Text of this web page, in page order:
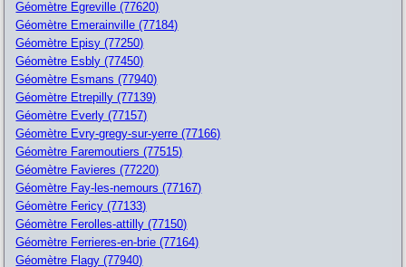
Géomètre Egreville (77620)
Géomètre Emerainville (77184)
Géomètre Episy (77250)
Géomètre Esbly (77450)
Géomètre Esmans (77940)
Géomètre Etrepilly (77139)
Géomètre Everly (77157)
Géomètre Evry-gregy-sur-yerre (77166)
Géomètre Faremoutiers (77515)
Géomètre Favieres (77220)
Géomètre Fay-les-nemours (77167)
Géomètre Fericy (77133)
Géomètre Ferolles-attilly (77150)
Géomètre Ferrieres-en-brie (77164)
Géomètre Flagy (77940)